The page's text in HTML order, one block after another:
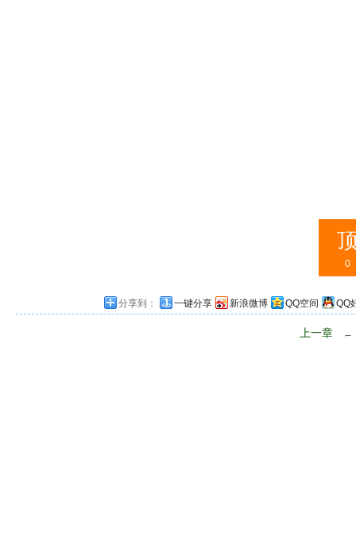
0
分享到： 一键分享 新浪微博 QQ空间 QQ
上一章 ←